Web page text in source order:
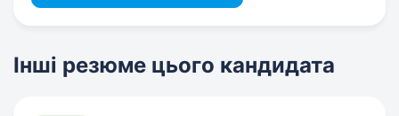
Інші резюме цього кандидата